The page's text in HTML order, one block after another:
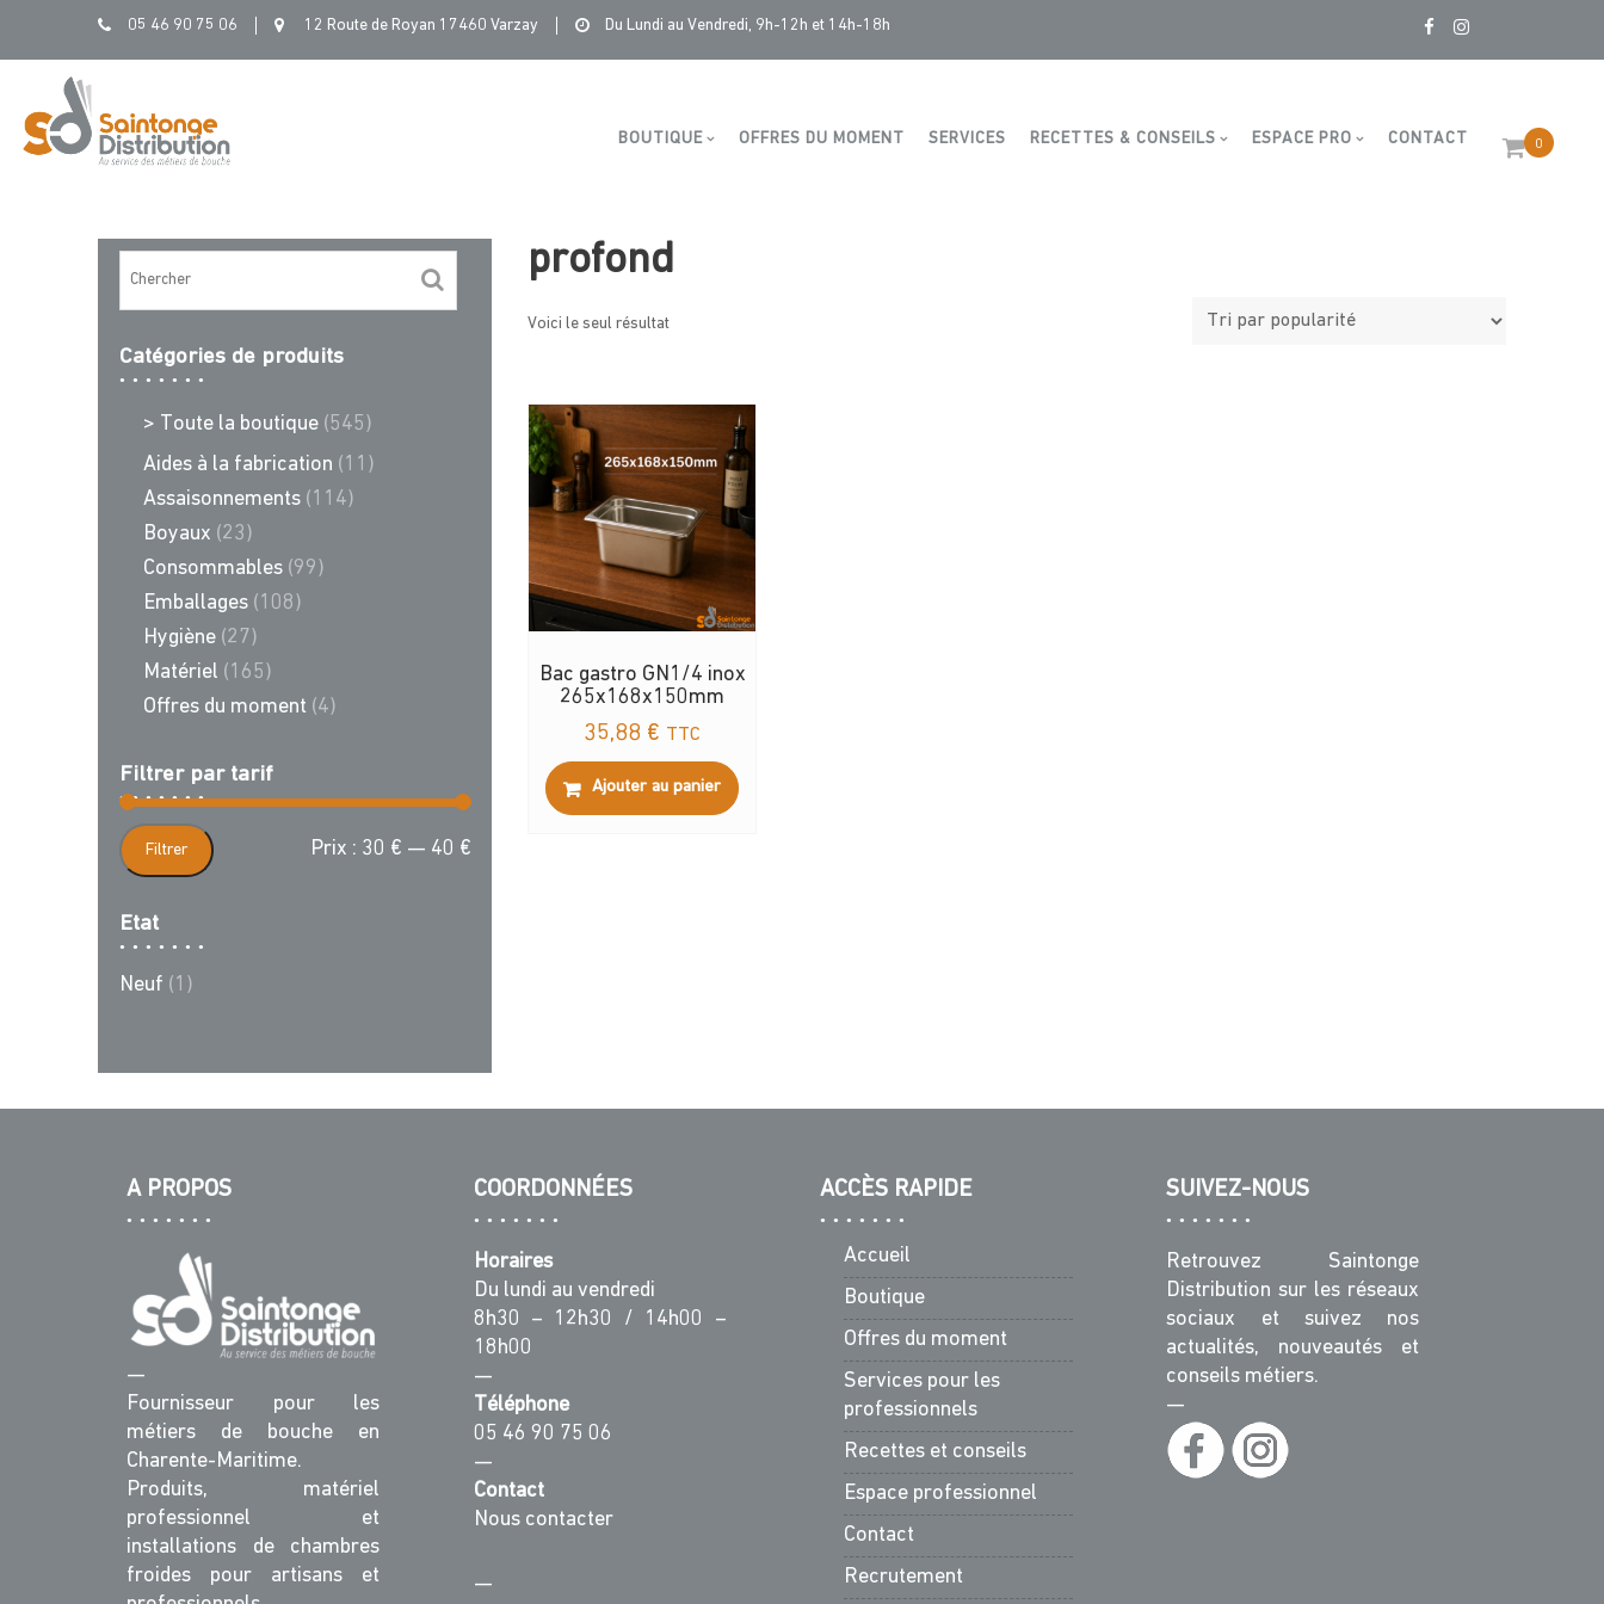
05 46 90 75 06 12 Route de Royan 17460 Varzay Du Lundi au Vendredi, 9h-12h et 14h-18h
0
BOUTIQUE OFFRES DU MOMENT SERVICES RECETTES & CONSEILS ESPACE PRO CONTACT
Boutique
profond
Voici le seul résultat
Bac gastro GN1/4 inox
265x168x150mm
35,88 € TTC
Ajouter au panier
Catégories de produits
> Toute la boutique (545)
Aides à la fabrication (11)
Assaisonnements (114)
Boyaux (23)
Consommables (99)
Emballages (108)
Hygiène (27)
Matériel (165)
Offres du moment (4)
Filtrer par tarif
Prix
Prix
Filtrer Prix : 30 € — 40 €
Etat
Neuf (1)
A PROPOS
—
Fournisseur pour les
métiers de bouche en
Charente-Maritime.
Produits, matériel
professionnel et
installations de chambres
froides pour artisans et
COORDONNÉES
Horaires
Du lundi au vendredi
8h30 – 12h30 / 14h00 –
18h00
—
Téléphone
05 46 90 75 06
—
Contact
Nous contacter
—
ACCÈS RAPIDE
Accueil
Boutique
Offres du moment
Services pour les
professionnels
Recettes et conseils
Espace professionnel
Contact
Recrutement
SUIVEZ-NOUS
Retrouvez Saintonge
Distribution sur les réseaux
sociaux et suivez nos
actualités, nouveautés et
conseils métiers.
—